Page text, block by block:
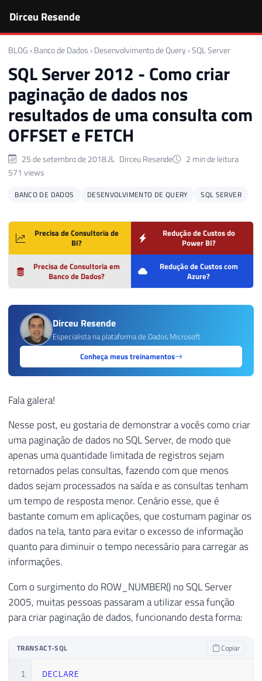
Dirceu Resende
BLOG › Banco de Dados › Desenvolvimento de Query ›SQL Server
SQL Server 2012 - Como criar
paginação de dados nos
resultados de uma consulta com
OFFSET e FETCH
25 de setembro de 2018 Dirceu Resende
2 min de leitura
571 views
BANCO DE DADOS DESENVOLVIMENTO DE QUERY SQL SERVER
Precisa de Consultoria de
BI?
Redução de Custos do
Power BI?
Precisa de Consultoria em
Banco de Dados?
Redução de Custos com
Azure?
Dirceu Resende
Especialista na plataforma de Dados Microsoft
Conheça meus treinamentos
Fala galera!
Nesse post, eu gostaria de demonstrar a vocês como criar
uma paginação de dados no SQL Server, de modo que
apenas uma quantidade limitada de registros sejam
retornados pelas consultas, fazendo com que menos
dados sejam processados na saída e as consultas tenham
um tempo de resposta menor. Cenário esse, que é
bastante comum em aplicações, que costumam paginar os
dados na tela, tanto para evitar o excesso de informação
quanto para diminuir o tempo necessário para carregar as
informações.
Com o surgimento do ROW_NUMBER() no SQL Server
2005, muitas pessoas passaram a utilizar essa função
para criar paginação de dados, funcionando desta forma:
TRANSACT-SQL Copiar
1
DECLARE